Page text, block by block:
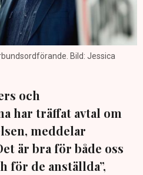
Bild: Jessica
och
har träffat avtal om
meddelar
är bra för både oss
för de anställda”,